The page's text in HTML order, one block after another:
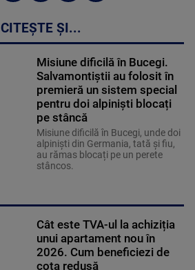
CITEȘTE ȘI...
Misiune dificilă în Bucegi.
Salvamontiștii au folosit în
premieră un sistem special
pentru doi alpiniști blocați
pe stâncă
Misiune dificilă în Bucegi, unde doi
alpiniști din Germania, tată și fiu,
au rămas blocați pe un perete
stâncos.
Cât este TVA-ul la achiziția
unui apartament nou în
2026. Cum beneficiezi de
cota redusă